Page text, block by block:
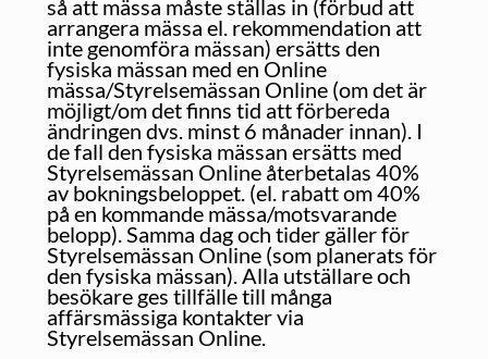
så att mässa måste ställas in (förbud att
arrangera mässa el. rekommendation att
inte genomföra mässan) ersätts den
fysiska mässan med en Online
mässa/Styrelsemässan Online (om det är
möjligt/om det finns tid att förbereda
ändringen dvs. minst 6 månader innan). I
de fall den fysiska mässan ersätts med
Styrelsemässan Online återbetalas 40%
av bokningsbeloppet. (el. rabatt om 40%
på en kommande mässa/motsvarande
belopp). Samma dag och tider gäller för
Styrelsemässan Online (som planerats för
den fysiska mässan). Alla utställare och
besökare ges tillfälle till många
affärsmässiga kontakter via
Styrelsemässan Online.